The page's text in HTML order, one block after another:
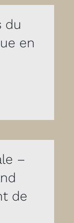
du
en
–
de